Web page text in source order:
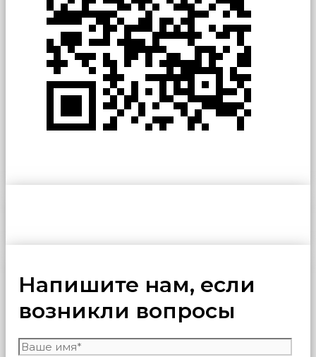
Напишите нам, если
возникли вопросы